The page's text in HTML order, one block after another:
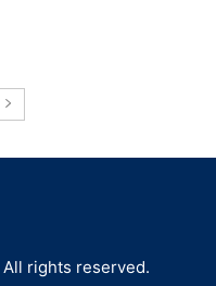
rights reserved.